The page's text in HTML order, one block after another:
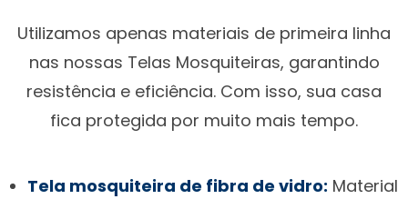
Utilizamos apenas materiais de primeira linha
nas nossas Telas Mosquiteiras, garantindo
resistência e eficiência. Com isso, sua casa
fica protegida por muito mais tempo.
Tela mosquiteira de fibra de vidro: Material